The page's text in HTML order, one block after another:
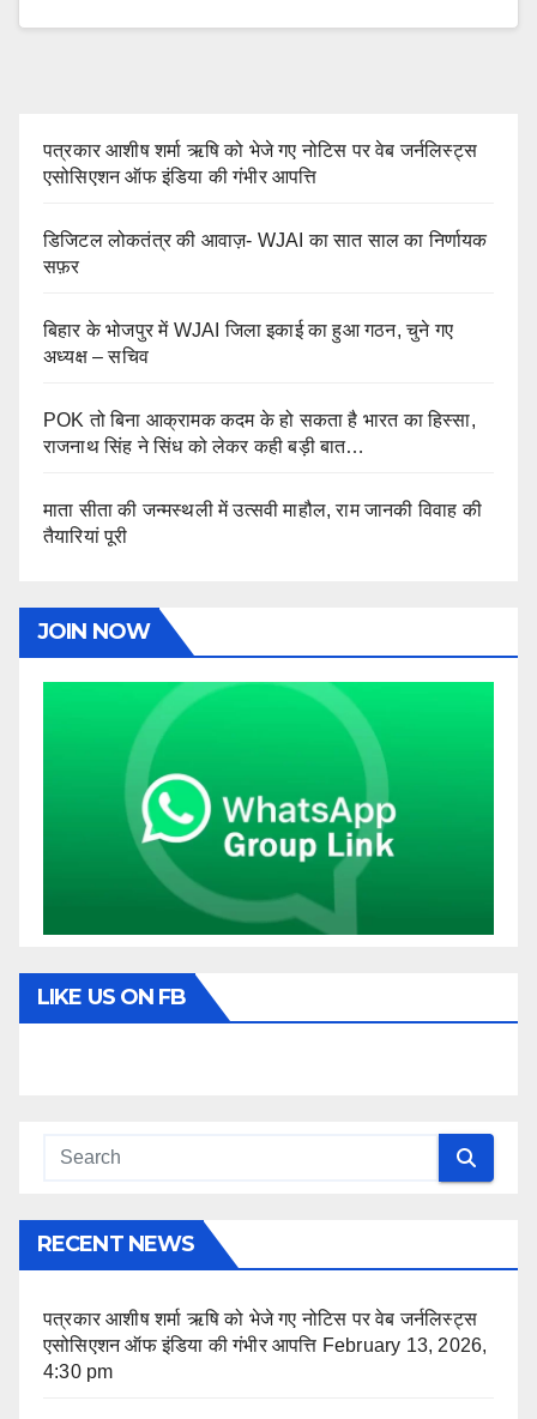
पत्रकार आशीष शर्मा ऋषि को भेजे गए नोटिस पर वेब जर्नलिस्ट्स
एसोसिएशन ऑफ इंडिया की गंभीर आपत्ति
डिजिटल लोकतंत्र की आवाज़- WJAI का सात साल का निर्णायक
सफ़र
बिहार के भोजपुर में WJAI जिला इकाई का हुआ गठन, चुने गए
अध्यक्ष – सचिव
POK तो बिना आक्रामक कदम के हो सकता है भारत का हिस्सा,
राजनाथ सिंह ने सिंध को लेकर कही बड़ी बात…
माता सीता की जन्मस्थली में उत्सवी माहौल, राम जानकी विवाह की
तैयारियां पूरी
JOIN NOW
LIKE US ON FB
RECENT NEWS
पत्रकार आशीष शर्मा ऋषि को भेजे गए नोटिस पर वेब जर्नलिस्ट्स
एसोसिएशन ऑफ इंडिया की गंभीर आपत्ति February 13, 2026,
4:30 pm